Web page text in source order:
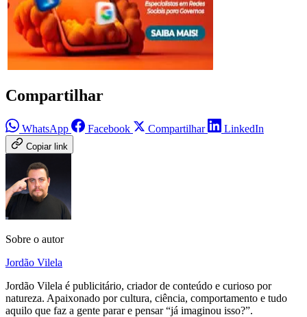
Compartilhar
WhatsApp Facebook Compartilhar LinkedIn
Copiar link
Sobre o autor
Jordão Vilela
Jordão Vilela é publicitário, criador de conteúdo e curioso por
natureza. Apaixonado por cultura, ciência, comportamento e tudo
aquilo que faz a gente parar e pensar “já imaginou isso?”.